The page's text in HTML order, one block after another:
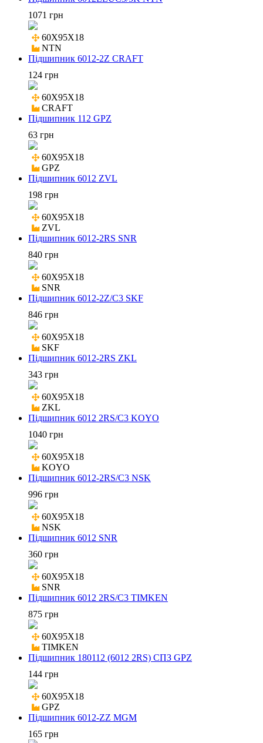
1071 грн
60X95X18
NTN
Підшипник 6012-2Z CRAFT
124 грн
60X95X18
CRAFT
Підшипник 112 GPZ
63 грн
60X95X18
GPZ
Підшипник 6012 ZVL
198 грн
60X95X18
ZVL
Підшипник 6012-2RS SNR
840 грн
60X95X18
SNR
Підшипник 6012-2Z/C3 SKF
846 грн
60X95X18
SKF
Підшипник 6012-2RS ZKL
343 грн
60X95X18
ZKL
Підшипник 6012 2RS/C3 KOYO
1040 грн
60X95X18
KOYO
Підшипник 6012-2RS/C3 NSK
996 грн
60X95X18
NSK
Підшипник 6012 SNR
360 грн
60X95X18
SNR
Підшипник 6012 2RS/C3 TIMKEN
875 грн
60X95X18
TIMKEN
Підшипник 180112 (6012 2RS) СПЗ GPZ
144 грн
60X95X18
GPZ
Підшипник 6012-ZZ MGM
165 грн